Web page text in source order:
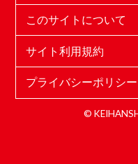
このサイトについて
サイト利用規約
プライバシーポリシー
©